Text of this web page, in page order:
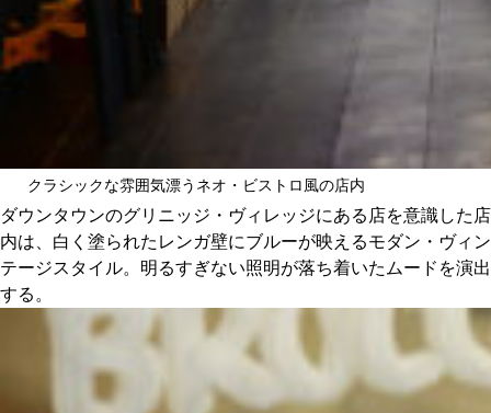
クラシックな雰囲気漂うネオ・ビストロ風の店内
ダウンタウンのグリニッジ・ヴィレッジにある店を意識した店
内は、白く塗られたレンガ壁にブルーが映えるモダン・ヴィン
テージスタイル。明るすぎない照明が落ち着いたムードを演出
する。